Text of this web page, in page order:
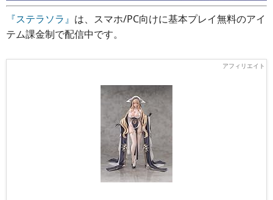
『ステラソラ』 は、スマホ/PC向けに基本プレイ無料のアイ
テム課金制で配信中です。